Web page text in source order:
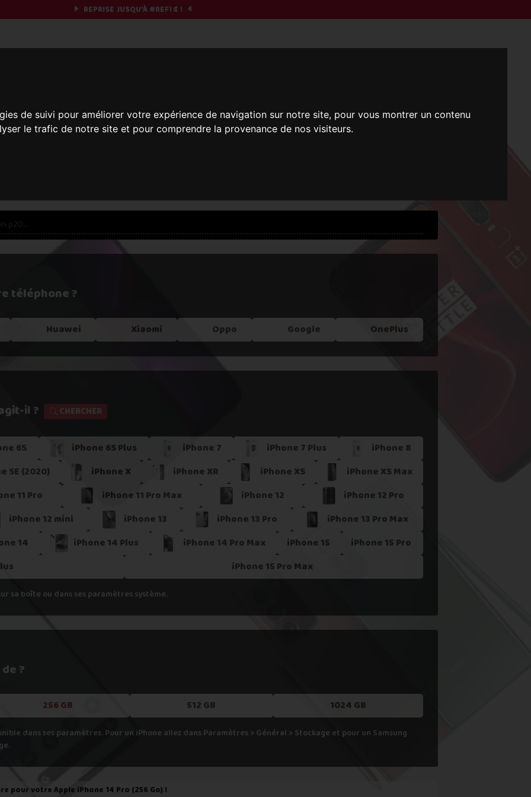
de suivi pour améliorer votre expérience de navigation sur notre site, pour vous montrer un contenu
le trafic de notre site et pour comprendre la provenance de nos visiteurs.
REPRISE JUSQU'À #REF!€ !
Et si on commençait ?
offres... veuillez patienter, ça vaut le coup !
!
un point relais
aux spécifications de votre appareil, cela veut dire que nous ne le reprenons actuellement pas.
téléphone ?
Huawei Xiaomi Oppo Google OnePlus
il ?
CHERCHER
6S iPhone 6S Plus iPhone 7 iPhone 7 Plus
iPhone 8
SE (2020) iPhone X iPhone XR iPhone XS
iPhone XS Max
11 Pro iPhone 11 Pro Max iPhone 12
iPhone 12 Pro
iPhone 12 mini iPhone 13 iPhone 13 Pro
iPhone 13 Pro Max
14 iPhone 14 Plus iPhone 14 Pro Max iPhone 15
iPhone 15 Pro
iPhone 15 Pro Max
boîte ou dans ses paramètres système.
?
256 GB 512 GB 1024 GB
dans ses paramètres. Pour un iPhone allez dans Paramètres > Général > Stockage et pour un Samsung
pour votreApple iPhone 14 Pro (256 Go) !